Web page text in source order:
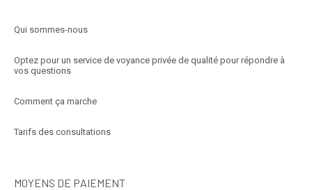
Qui sommes-nous
Optez pour un service de voyance privée de qualité pour répondre à
vos questions
Comment ça marche
Tarifs des consultations
MOYENS DE PAIEMENT